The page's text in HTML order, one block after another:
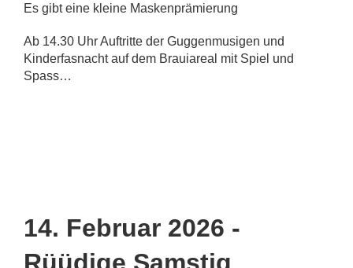
Es gibt eine kleine Maskenprämierung
Ab 14.30 Uhr Auftritte der Guggenmusigen und
Kinderfasnacht auf dem Brauiareal mit Spiel und
Spass…
14. Februar 2026 -